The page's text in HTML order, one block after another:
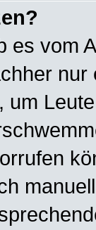
es vom
, um